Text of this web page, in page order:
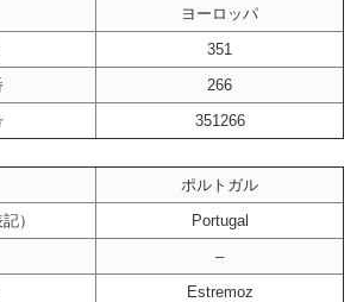
ヨーロッパ
351
266
351266
ポルトガル
）
Portugal
–
Estremoz